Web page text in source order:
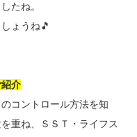
たね。
ょうね🎵
介
コントロール方法を知
重ね、ＳＳＴ・ライフス